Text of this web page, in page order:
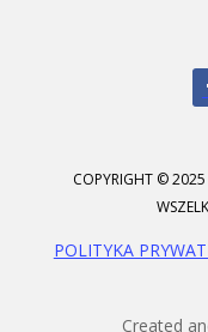
COPYRIGHT © 2025
POLITYKA
Created